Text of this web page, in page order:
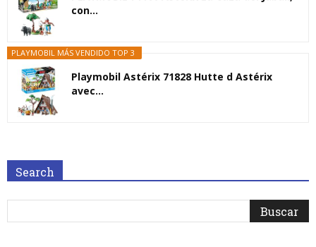
con...
PLAYMOBIL MÁS VENDIDO TOP 3
Playmobil Astérix 71828 Hutte d Astérix
avec...
Search